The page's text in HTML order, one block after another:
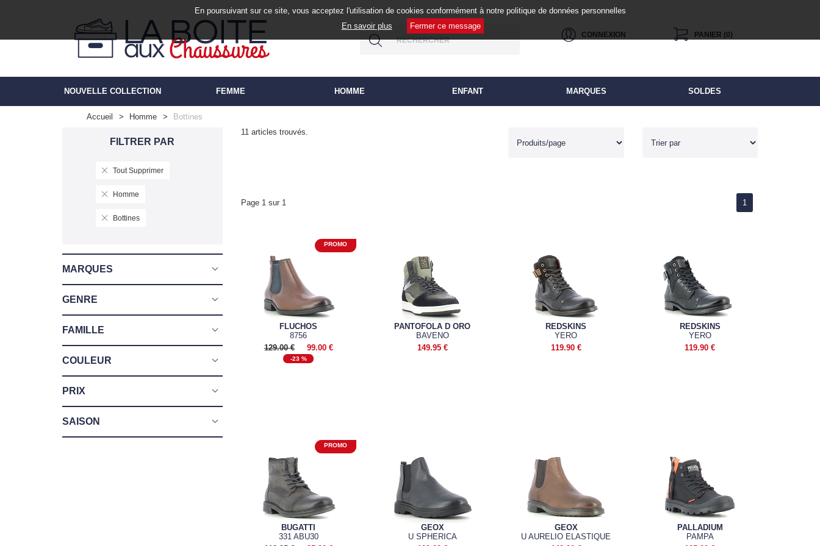
CONNEXION PANIER (0)
NOUVELLE COLLECTION FEMME HOMME ENFANT MARQUES SOLDES
Accueil Homme Bottines
FILTRER PAR
Tout Supprimer
Homme
Bottines
MARQUES
GENRE
FAMILLE
COULEUR
PRIX
SAISON
11 articles trouvés.
Page 1 sur 1 1
FLUCHOS
8756
129.00 €
99.00 €
-23 %
PANTOFOLA D ORO
BAVENO
149.95 €
REDSKINS
YERO
119.90 €
REDSKINS
YERO
119.90 €
BUGATTI
331 ABU30
GEOX
U SPHERICA
GEOX
U AURELIO ELASTIQUE
PALLADIUM
PAMPA
En poursuivant sur ce site, vous acceptez l'utilisation de cookies conformément à notre politique de données personnelles
En savoir plus
Fermer ce message